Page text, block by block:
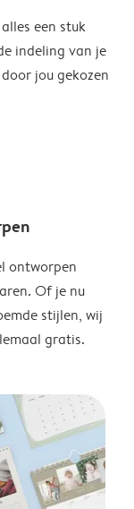
een stuk
indeling van je
jou gekozen
ontworpen
Of je nu
stijlen, wij
gratis.